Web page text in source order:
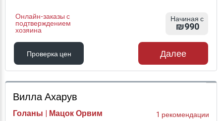
Онлайн-заказы с
подтверждением
хозяина
Начиная с
₪990
Проверка цен
Проверка цен
Далее
Вилла Ахарув
Голаны | Мацок Орвим 1 рекомендации